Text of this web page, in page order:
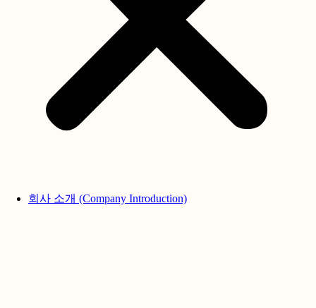
회사 소개 (Company Introduction)